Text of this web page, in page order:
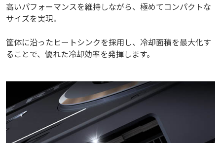
高いパフォーマンスを維持しながら、極めてコンパクトな
サイズを実現。
筐体に沿ったヒートシンクを採用し、冷却面積を最大化す
ることで、優れた冷却効率を発揮します。